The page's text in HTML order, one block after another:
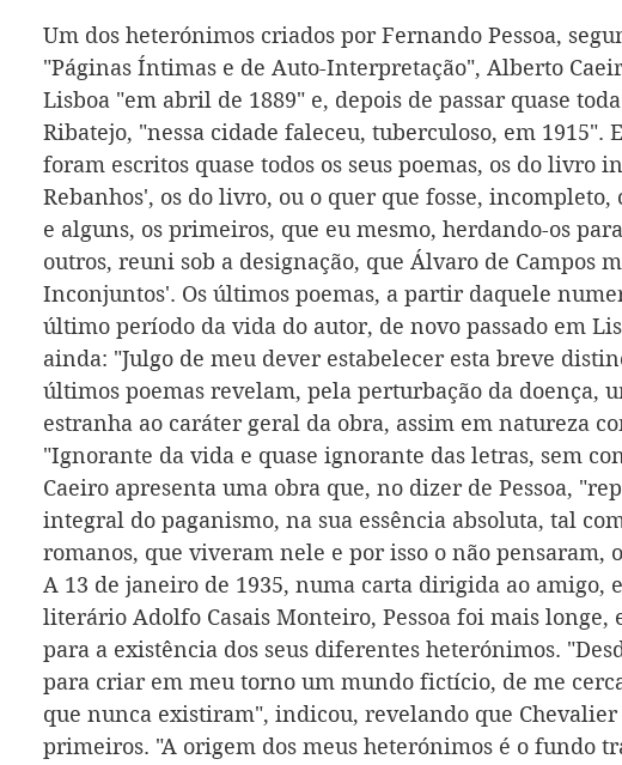
Um dos heterónimos criados por Fernando Pessoa,
"Páginas Íntimas e de Auto-Interpretação", Alberto
Lisboa "em abril de 1889" e, depois de passar quase
Ribatejo, "nessa cidade faleceu, tuberculoso, em 1915".
foram escritos quase todos os seus poemas, os do livro
Rebanhos', os do livro, ou o quer que fosse, incompleto,
e alguns, os primeiros, que eu mesmo, herdando-os
outros, reuni sob a designação, que Álvaro de Campos
Inconjuntos'. Os últimos poemas, a partir daquele
último período da vida do autor, de novo passado em
ainda: "Julgo de meu dever estabelecer esta breve
últimos poemas revelam, pela perturbação da doença,
estranha ao caráter geral da obra, assim em natureza
"Ignorante da vida e quase ignorante das letras, sem
Caeiro apresenta uma obra que, no dizer de Pessoa,
integral do paganismo, na sua essência absoluta, tal
romanos, que viveram nele e por isso o não pensaram,
A 13 de janeiro de 1935, numa carta dirigida ao amigo,
literário Adolfo Casais Monteiro, Pessoa foi mais longe,
para a existência dos seus diferentes heterónimos.
para criar em meu torno um mundo fictício, de me
que nunca existiram", indicou, revelando que Chevalier
primeiros. "A origem dos meus heterónimos é o fundo